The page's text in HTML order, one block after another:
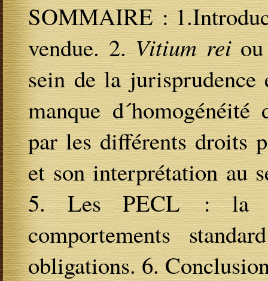
SOMMAIRE :
vendue. 2. Vitium rei
sein de la
manque
par les différents droits
et son interprétation au
5. Les PECL : la
comportements
obligations. 6.